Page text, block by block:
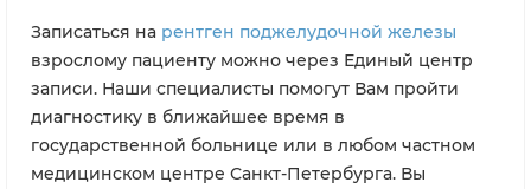
Записаться на рентген поджелудочной железы
взрослому пациенту можно через Единый центр
записи. Наши специалисты помогут Вам пройти
диагностику в ближайшее время в
государственной больнице или в любом частном
медицинском центре Санкт-Петербурга. Вы